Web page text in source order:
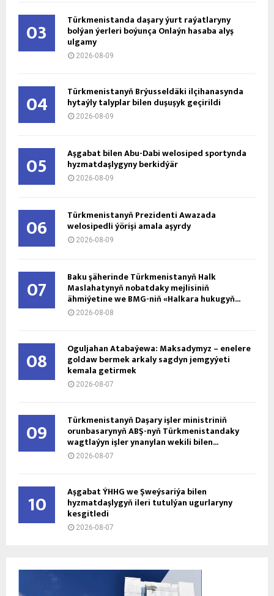
03 Türkmenistanda daşary ýurt raýatlaryny
bolýan ýerleri boýunça Onlaýn hasaba alyş
ulgamy
2026-08-09
04 Türkmenistanyň Brýusseldäki ilçihanasynda
hytaýly talyplar bilen duşuşyk geçirildi
2026-08-09
05 Aşgabat bilen Abu-Dabi welosiped sportynda
hyzmatdaşlygyny berkidýär
2026-08-09
06 Türkmenistanyň Prezidenti Awazada
welosipedli ýörişi amala aşyrdy
2026-08-09
07 Baku şäherinde Türkmenistanyň Halk
Maslahatynyň nobatdaky mejlisiniň
ähmiýetine we BMG-niň «Halkara hukugyň...
2026-08-08
08 Oguljahan Atabaýewa: Maksadymyz – enelere
goldaw bermek arkaly sagdyn jemgyýeti
kemala getirmek
2026-08-07
09 Türkmenistanyň Daşary işler ministriniň
orunbasarynyň ABŞ-nyň Türkmenistandaky
wagtlaýyn işler ynanylan wekili bilen...
2026-08-07
10 Aşgabat ÝHHG we Şweýsariýa bilen
hyzmatdaşlygyň ileri tutulýan ugurlaryny
kesgitledi
2026-08-07